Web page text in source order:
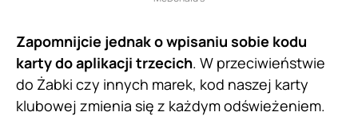
Zapomnijcie jednak o wpisaniu sobie kodu
karty do aplikacji trzecich. W przeciwieństwie
do Żabki czy innych marek, kod naszej karty
klubowej zmienia się z każdym odświeżeniem.